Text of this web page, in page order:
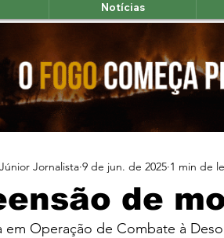
Notícias
de
Jornalista 9 de jun. de 2025 1 min de
em Operação de Combate à